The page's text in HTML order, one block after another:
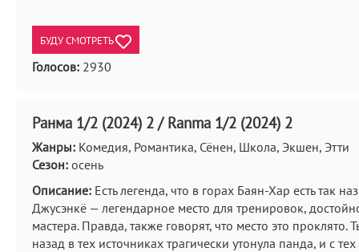
БУДУ СМОТРЕТЬ
Голосов: 2930
Ранма 1/2 (2024) 2 / Ranma 1/2 (2024) 2
Жанры: Комедия, Романтика, Сёнен, Школа, Экшен, Этти
Сезон: осень
Описание: Есть легенда, что в горах Баян-Хар есть так
Джусэнкё — легендарное место для тренировок,
мастера. Правда, также говорят, что место это проклято.
назад в тех источниках трагически утонула панда, и с